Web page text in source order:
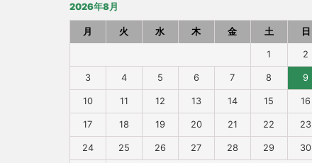
2026年8月
月 火 水 木 金 土 日
1 2
3 4 5 6 7 8 9
10 11 12 13 14 15 16
17 18 19 20 21 22 23
24 25 26 27 28 29 30